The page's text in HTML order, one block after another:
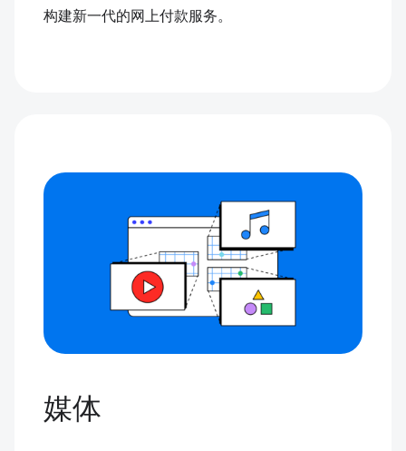
构建新一代的网上付款服务。
媒体